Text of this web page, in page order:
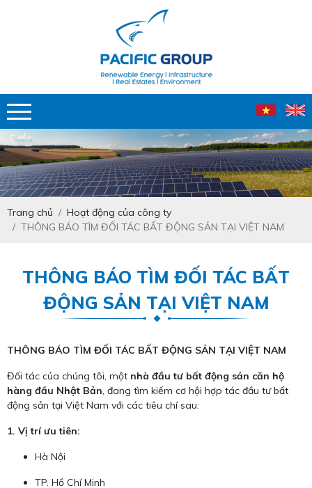
Trang chủ
Hoạt động của công ty
THÔNG BÁO TÌM ĐỐI TÁC BẤT ĐỘNG SẢN TẠI VIỆT NAM
THÔNG BÁO TÌM ĐỐI TÁC BẤT
ĐỘNG SẢN TẠI VIỆT NAM
THÔNG BÁO TÌM ĐỐI TÁC BẤT ĐỘNG SẢN TẠI VIỆT NAM
Đối tác của chúng tôi, một nhà đầu tư bất động sản căn hộ
hàng đầu Nhật Bản, đang tìm kiếm cơ hội hợp tác đầu tư bất
động sản tại Việt Nam với các tiêu chí sau:
1. Vị trí ưu tiên:
Hà Nội
TP. Hồ Chí Minh